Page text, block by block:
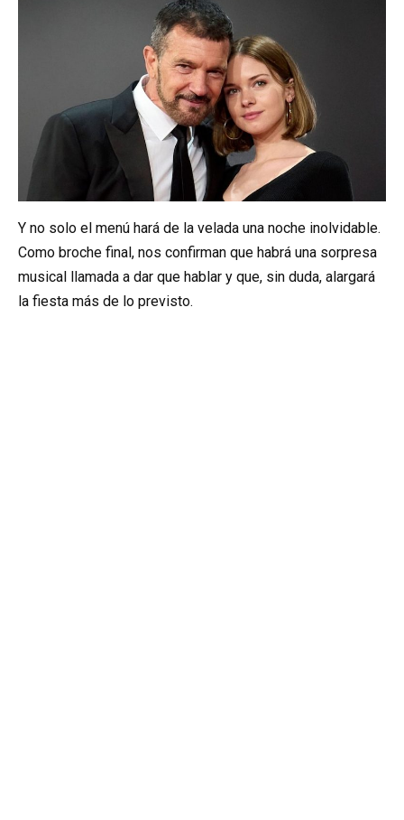
Y no solo el menú hará de la velada una noche inolvidable.
Como broche final, nos confirman que habrá una sorpresa
musical llamada a dar que hablar y que, sin duda, alargará
la fiesta más de lo previsto.